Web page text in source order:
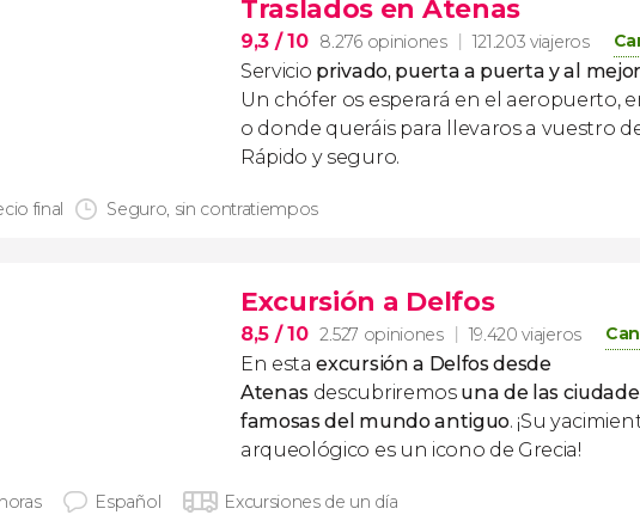
Traslados en Atenas
9,3 / 10 8.276 opiniones 121.203 viajeros
Servicio privado, puerta a puerta y al
Un chófer os esperará en el aeropuerto,
o donde queráis para llevaros a vuestro
Rápido y seguro.
final Seguro, sin contratiempos
Excursión a Delfos
8,5 / 10 2.527 opiniones 19.420 viajeros
En estaexcursión a Delfos desde
Atenas descubriremos una de las
famosas del mundo antiguo. ¡Su
arqueológico es un icono de Grecia!
Español Excursiones de un día